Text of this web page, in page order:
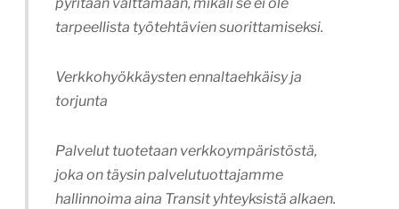
pyritään välttämään, mikäli se ei ole
tarpeellista työtehtävien suorittamiseksi.
Verkkohyökkäysten ennaltaehkäisy ja
torjunta
Palvelut tuotetaan verkkoympäristöstä,
joka on täysin palvelutuottajamme
hallinnoima aina Transit yhteyksistä alkaen.